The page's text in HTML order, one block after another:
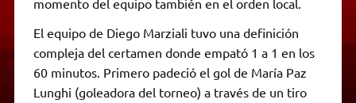
momento del equipo también en el orden local.
El equipo de Diego Marziali tuvo una definición
compleja del certamen donde empató 1 a 1 en los
60 minutos. Primero padeció el gol de María Paz
Lunghi (goleadora del torneo) a través de un tiro